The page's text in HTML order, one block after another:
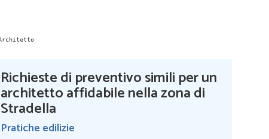
Richieste di preventivo simili per un
architetto affidabile nella zona di
Stradella
Pratiche edilizie